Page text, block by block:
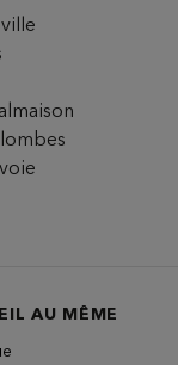
AU MÊME